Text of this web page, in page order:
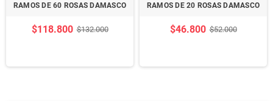
RAMOS DE 60 ROSAS DAMASCO
$118.800 $132.000
RAMOS DE 20 ROSAS DAMASCO
$46.800 $52.000